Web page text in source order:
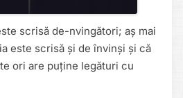
scrisă de-nvingători; aș mai
este scrisă și de învinși și că
ori are puține legături cu